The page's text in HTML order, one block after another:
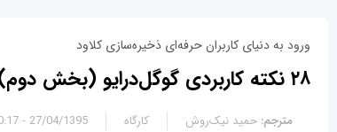
ورود به دنیای کاربران حرفه‌ای ذخیره‌سازی کلاود
۲۸ نکته کاربردی گوگل‌درایو (بخش دوم)
27/04/1395 - 10:17 مترجم: حمید نیک‌روش کارگاه